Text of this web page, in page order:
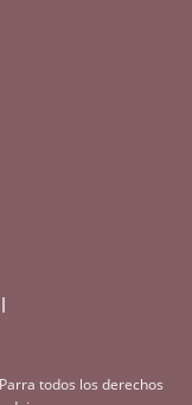
todos los derechos